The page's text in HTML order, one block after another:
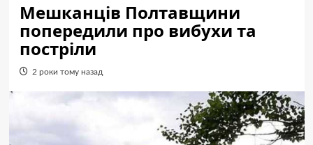
Мешканців Полтавщини
попередили про вибухи та
постріли
2 роки тому назад